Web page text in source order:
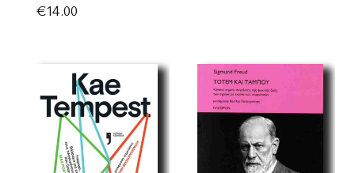
€14.00